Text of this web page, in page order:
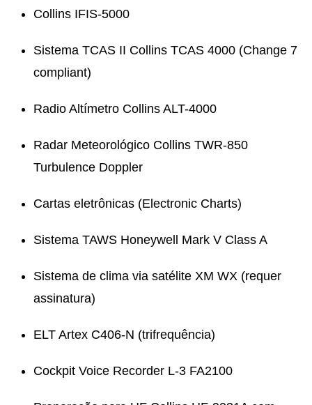
Collins IFIS-5000
Sistema TCAS II Collins TCAS 4000 (Change 7
compliant)
Radio Altímetro Collins ALT-4000
Radar Meteorológico Collins TWR-850
Turbulence Doppler
Cartas eletrônicas (Electronic Charts)
Sistema TAWS Honeywell Mark V Class A
Sistema de clima via satélite XM WX (requer
assinatura)
ELT Artex C406-N (trifrequência)
Cockpit Voice Recorder L-3 FA2100